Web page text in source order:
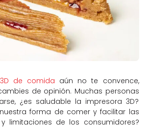
de comida aún no te convence,
de opinión. Muchas personas
¿es saludable la impresora 3D?
forma de comer y facilitar las
limitaciones de los consumidores?